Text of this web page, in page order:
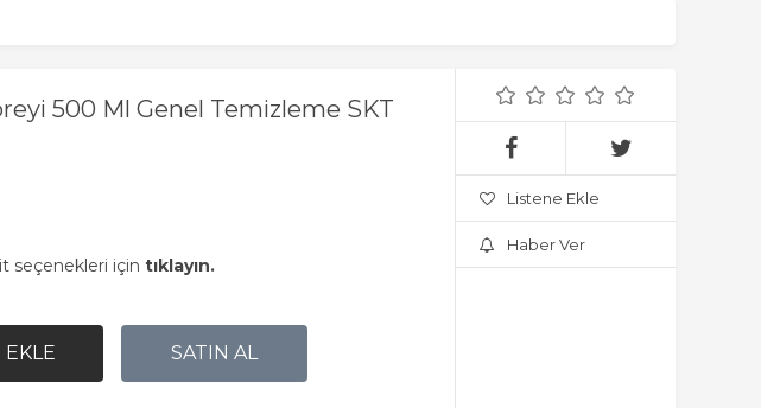
500 Ml Genel Temizleme SKT
seçenekleri için tıklayın.
Listene Ekle
Haber Ver